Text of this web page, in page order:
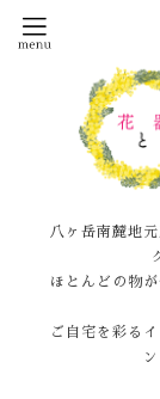
八ヶ岳南麓地
ほとんどの物
ご自宅を彩る